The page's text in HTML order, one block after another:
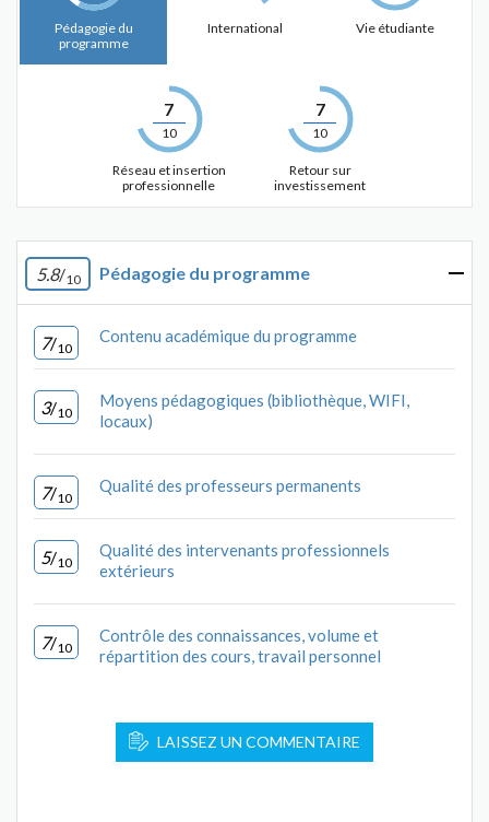
Pédagogie du
programme
International Vie étudiante
7
10
Réseau et insertion
professionnelle
7
10
Retour sur
investissement
5.8/10 Pédagogie du programme
7/10
Contenu académique du programme
3/10
Moyens pédagogiques (bibliothèque, WIFI,
locaux)
7/10
Qualité des professeurs permanents
5/10
Qualité des intervenants professionnels
extérieurs
7/10
Contrôle des connaissances, volume et
répartition des cours, travail personnel
LAISSEZ UN COMMENTAIRE